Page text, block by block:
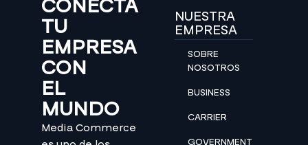
CONECTA
TU
EMPRESA
CON
EL
MUNDO
Media Commerce
NUESTRA
EMPRESA
SOBRE
NOSOTROS
BUSINESS
CARRIER